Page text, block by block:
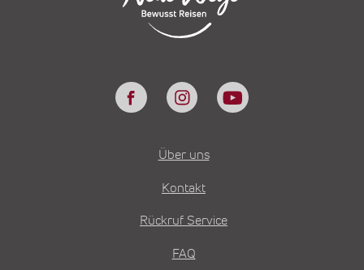
Über uns
Kontakt
Rückruf Service
FAQ